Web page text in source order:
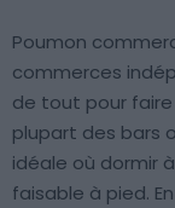
Poumon
commerces
de tout pour faire
plupart des bars
idéale où dormir
faisable à pied.